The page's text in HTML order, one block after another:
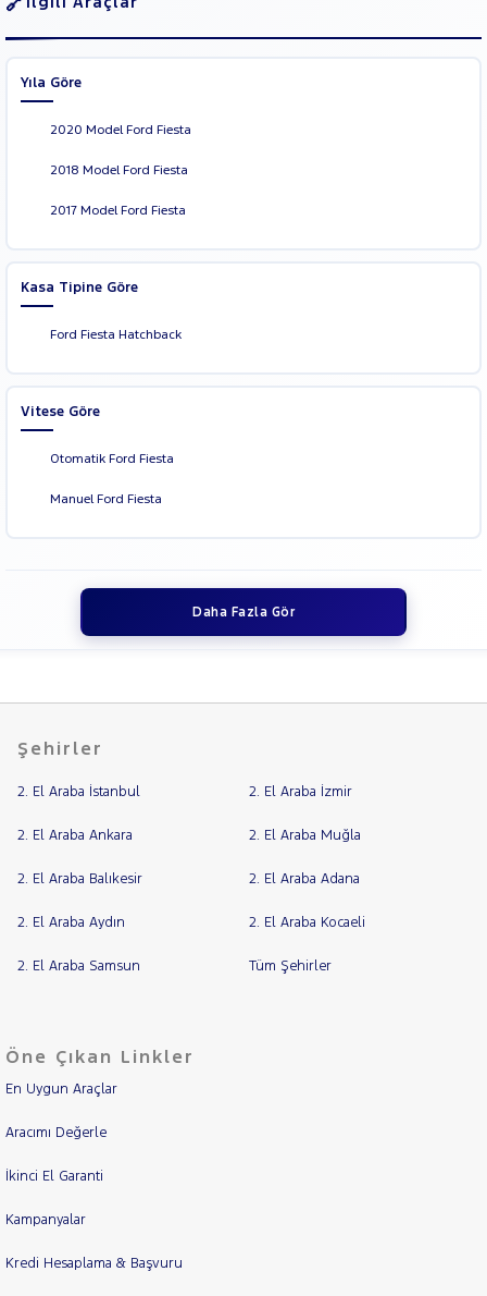
Yıla Göre
2020 Model Ford Fiesta
2018 Model Ford Fiesta
2017 Model Ford Fiesta
Kasa Tipine Göre
Ford Fiesta Hatchback
Vitese Göre
Otomatik Ford Fiesta
Manuel Ford Fiesta
Daha Fazla Gör
Şehirler
2. El Araba İstanbul 2. El Araba İzmir
2. El Araba Ankara 2. El Araba Muğla
2. El Araba Balıkesir 2. El Araba Adana
2. El Araba Aydın 2. El Araba Kocaeli
2. El Araba Samsun Tüm Şehirler
Öne Çıkan Linkler
En Uygun Araçlar
Aracımı Değerle
İkinci El Garanti
Kampanyalar
Kredi Hesaplama & Başvuru